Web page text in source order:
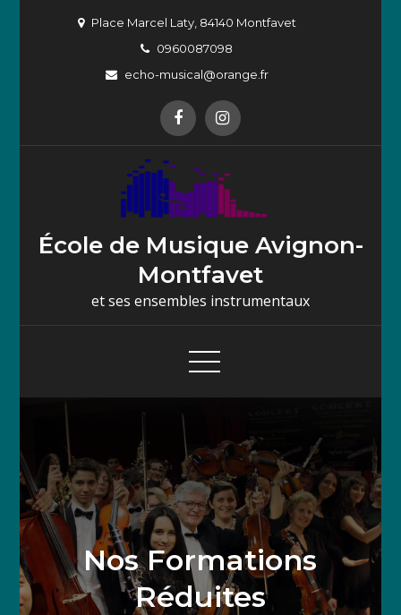
Place Marcel Laty, 84140 Montfavet
0960087098
echo-musical@orange.fr
École de Musique Avignon-
Montfavet
et ses ensembles instrumentaux
Nos Formations
Réduites